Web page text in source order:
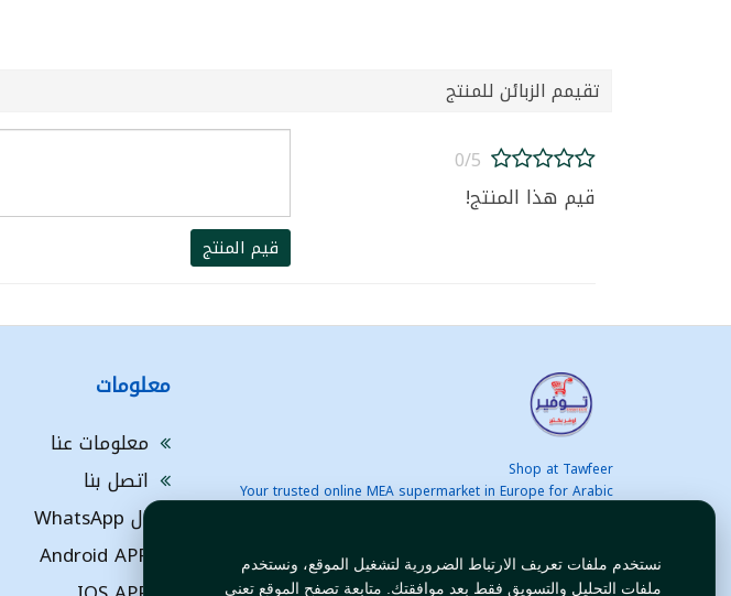
نستخدم ملفات تعريف الارتباط الضرورية لتشغيل الموقع، ونستخدم
ملفات التحليل والتسويق فقط بعد موافقتك. متابعة تصفح الموقع تعني
تقيمم الزبائن للمنتج
0/5
قيم هذا المنتج!
قيم المنتج
Shop at Tawfeer
Your trusted online MEA supermarket in Europe for Arabic
معلومات
معلومات عنا
اتصل بنا
ال WhatsApp
Android APP